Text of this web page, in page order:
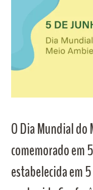
O Dia Mundial do
comemorado em
estabelecida em